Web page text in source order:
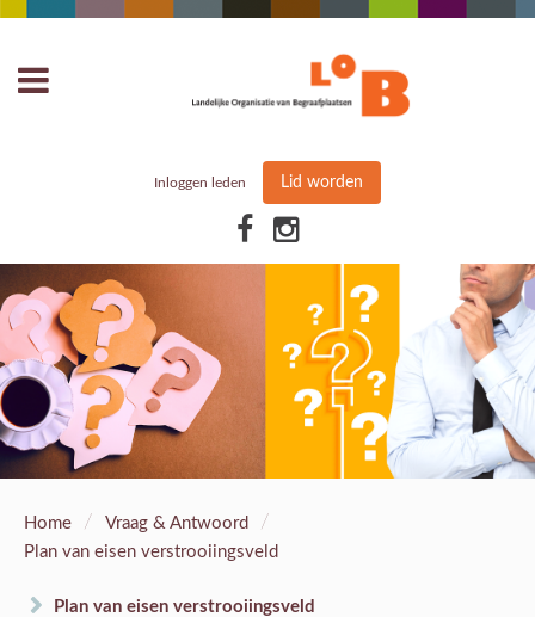
Inloggen leden Lid worden
Home / Vraag & Antwoord /
Plan van eisen verstrooiingsveld
Plan van eisen verstrooiingsveld